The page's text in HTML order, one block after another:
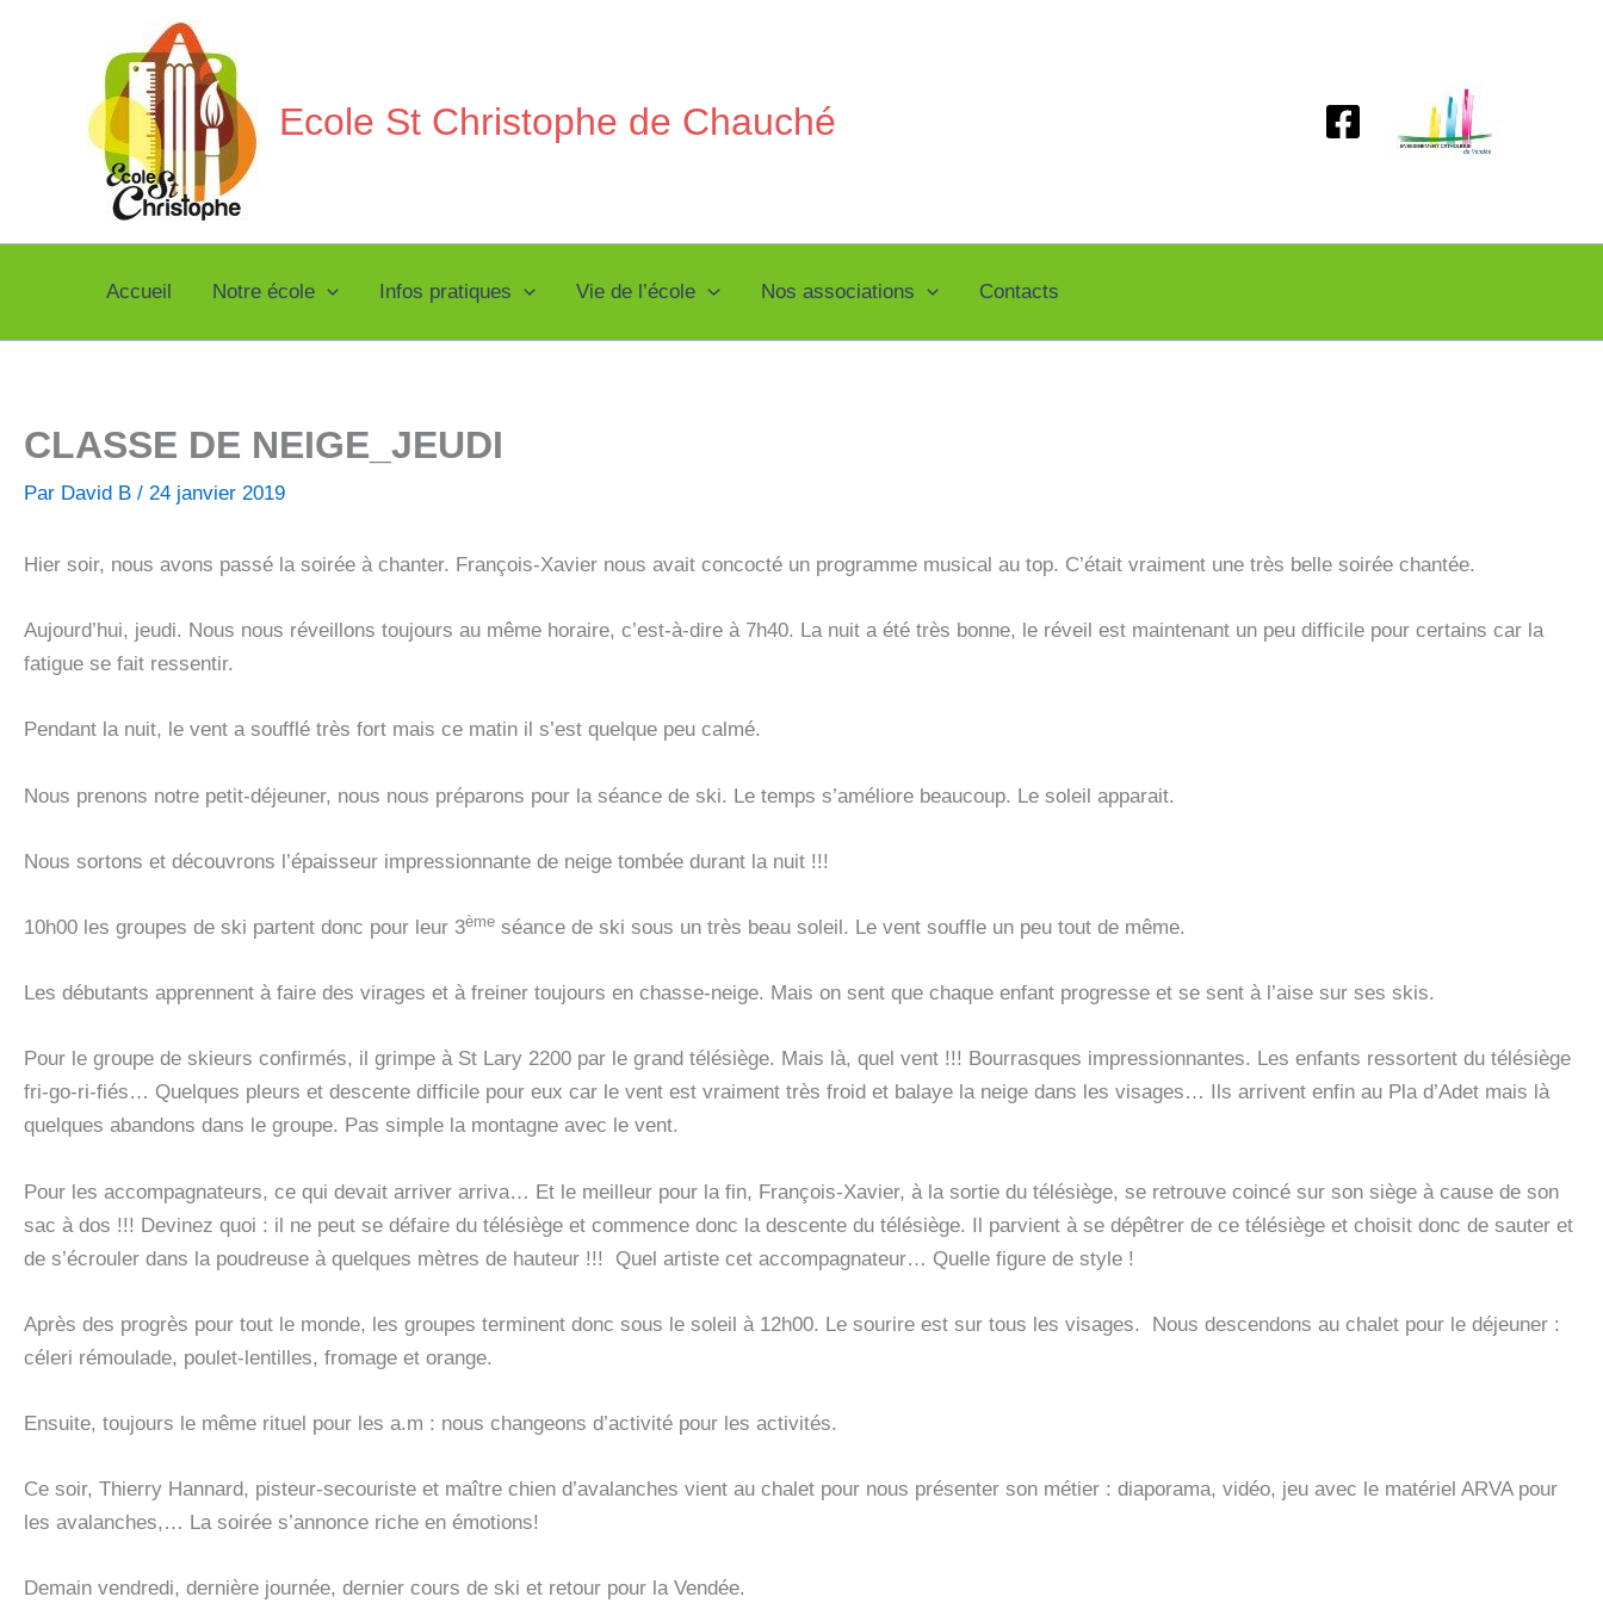
Ecole St Christophe de Chauché
Accueil Notre école Infos pratiques Vie de l’école Nos associations Contacts
CLASSE DE NEIGE_JEUDI
Par David B / 24 janvier 2019
Hier soir, nous avons passé la soirée à chanter. François-Xavier nous avait concocté un programme musical au top. C’était vraiment une très belle soirée chantée.
Aujourd’hui, jeudi. Nous nous réveillons toujours au même horaire, c’est-à-dire à 7h40. La nuit a été très bonne, le réveil est maintenant un peu difficile pour certains car la
fatigue se fait ressentir.
Pendant la nuit, le vent a soufflé très fort mais ce matin il s’est quelque peu calmé.
Nous prenons notre petit-déjeuner, nous nous préparons pour la séance de ski. Le temps s’améliore beaucoup. Le soleil apparait.
Nous sortons et découvrons l’épaisseur impressionnante de neige tombée durant la nuit !!!
10h00 les groupes de ski partent donc pour leur 3ème séance de ski sous un très beau soleil. Le vent souffle un peu tout de même.
Les débutants apprennent à faire des virages et à freiner toujours en chasse-neige. Mais on sent que chaque enfant progresse et se sent à l’aise sur ses skis.
Pour le groupe de skieurs confirmés, il grimpe à St Lary 2200 par le grand télésiège. Mais là, quel vent !!! Bourrasques impressionnantes. Les enfants ressortent du télésiège
fri-go-ri-fiés… Quelques pleurs et descente difficile pour eux car le vent est vraiment très froid et balaye la neige dans les visages… Ils arrivent enfin au Pla d’Adet mais là
quelques abandons dans le groupe. Pas simple la montagne avec le vent.
Pour les accompagnateurs, ce qui devait arriver arriva… Et le meilleur pour la fin, François-Xavier, à la sortie du télésiège, se retrouve coincé sur son siège à cause de son
sac à dos !!! Devinez quoi : il ne peut se défaire du télésiège et commence donc la descente du télésiège. Il parvient à se dépêtrer de ce télésiège et choisit donc de sauter et
de s’écrouler dans la poudreuse à quelques mètres de hauteur !!! Quel artiste cet accompagnateur… Quelle figure de style !
Après des progrès pour tout le monde, les groupes terminent donc sous le soleil à 12h00. Le sourire est sur tous les visages. Nous descendons au chalet pour le déjeuner :
céleri rémoulade, poulet-lentilles, fromage et orange.
Ensuite, toujours le même rituel pour les a.m : nous changeons d’activité pour les activités.
Ce soir, Thierry Hannard, pisteur-secouriste et maître chien d’avalanches vient au chalet pour nous présenter son métier : diaporama, vidéo, jeu avec le matériel ARVA pour
les avalanches,… La soirée s’annonce riche en émotions!
Demain vendredi, dernière journée, dernier cours de ski et retour pour la Vendée.